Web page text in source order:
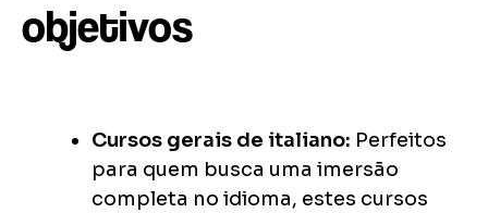
objetivos
Cursos gerais de italiano: Perfeitos
para quem busca uma imersão
completa no idioma, estes cursos